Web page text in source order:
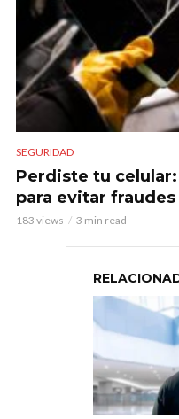
SEGURIDAD
Perdiste tu
para evitar
183 views 3 min read